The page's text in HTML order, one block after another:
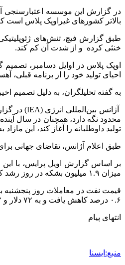
بالاتر کشورهای غیراوپک پلاس
طبق گزارش فیچ، تنش‌های
خنثی کرده و از شدت آن کم کند.
احیای تولید خود را از برنامه قبلی، آهسته تر کرد و تا
به گفته تحلیلگران، به دلیل تصمیم
تولید داوطلبانه را آغاز کند، این مازاد به ۱.۴ میلیون بشکه در روز افزایش خواهد
طبق اعلام آژانس، تقاضای جهانی برای نفت در سال آینده، ۱.۱ میلیون بشکه در روز رشد می‌کند و
میزان ۱.۹ میلیون بشکه در روز رشد کرده و به ۱۰۴.۸ میلیون بشکه در روز خواهد رسید.
۰.۶ درصد کاهش یافت و به ۷۲ دلار و ۹۲ سنت در هر بشکه رسید. بهای معاملات نفت خام وست تگزاس اینترمدیت آمریکا، با ۳۹ سنت یا ۰.۶ درصد کاهش، به ۷۰ دلار و ۱۹ سنت در هر بشکه رسید.
انتهای پیام
منبع:ایسنا